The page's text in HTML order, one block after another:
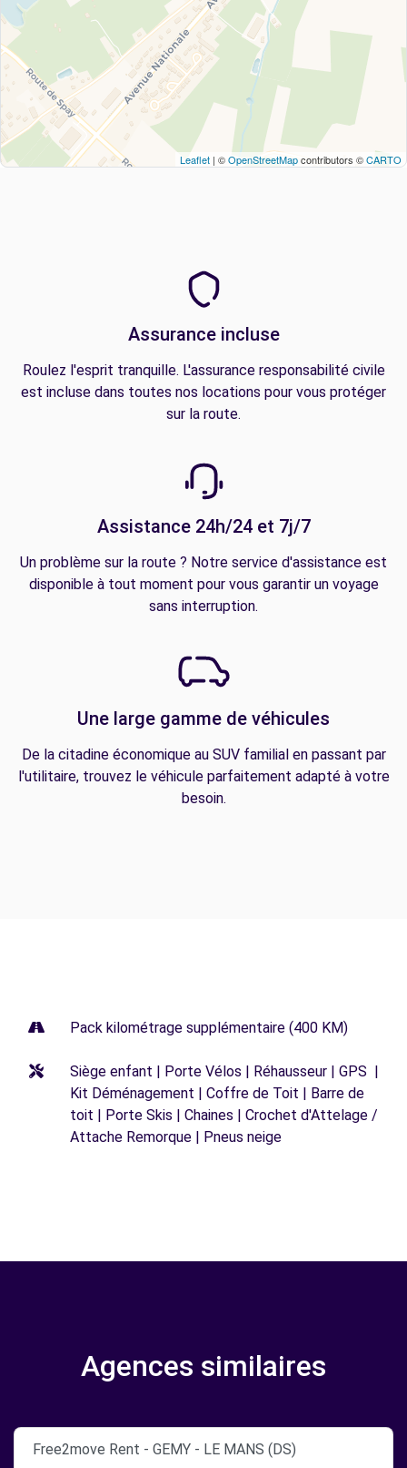
Leaflet | ©OpenStreetMapcontributors ©CARTO
Assurance incluse
Roulez l'esprit tranquille. L'assurance responsabilité civile
est incluse dans toutes nos locations pour vous protéger
sur la route.
Assistance 24h/24 et 7j/7
Un problème sur la route ? Notre service d'assistance est
disponible à tout moment pour vous garantir un voyage
sans interruption.
Une large gamme de véhicules
De la citadine économique au SUV familial en passant par
l'utilitaire, trouvez le véhicule parfaitement adapté à votre
besoin.
Pack kilométrage supplémentaire (400 KM)
Siège enfant | Porte Vélos | Réhausseur | GPS |
Kit Déménagement | Coffre de Toit | Barre de
toit | Porte Skis | Chaines | Crochet d'Attelage /
Attache Remorque | Pneus neige
Agences similaires
Free2move Rent - GEMY - LE MANS (DS)